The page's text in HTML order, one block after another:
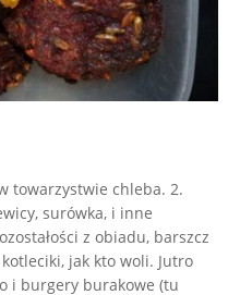
towarzystwie chleba. 2.
surówka, i inne
z obiadu, barszcz
jak kto woli. Jutro
i burgery burakowe (tu